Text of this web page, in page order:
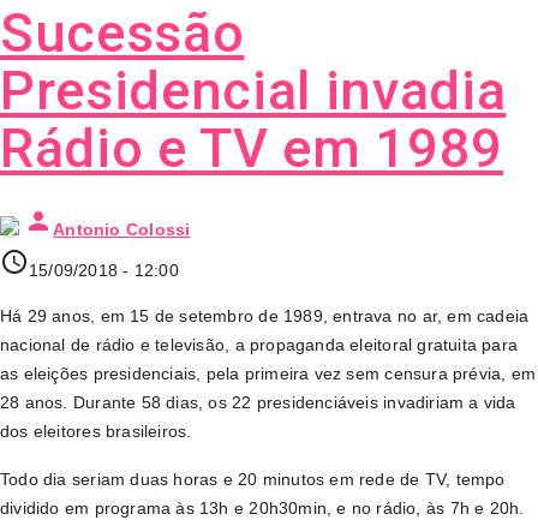
Sucessão
Presidencial invadia
Rádio e TV em 1989
person Antonio Colossi
access_time15/09/2018 - 12:00
Há 29 anos, em 15 de setembro de 1989, entrava no ar, em cadeia
nacional de rádio e televisão, a propaganda eleitoral gratuita para
as eleições presidenciais, pela primeira vez sem censura prévia, em
28 anos. Durante 58 dias, os 22 presidenciáveis invadiriam a vida
dos eleitores brasileiros.
Todo dia seriam duas horas e 20 minutos em rede de TV, tempo
dividido em programa às 13h e 20h30min, e no rádio, às 7h e 20h.